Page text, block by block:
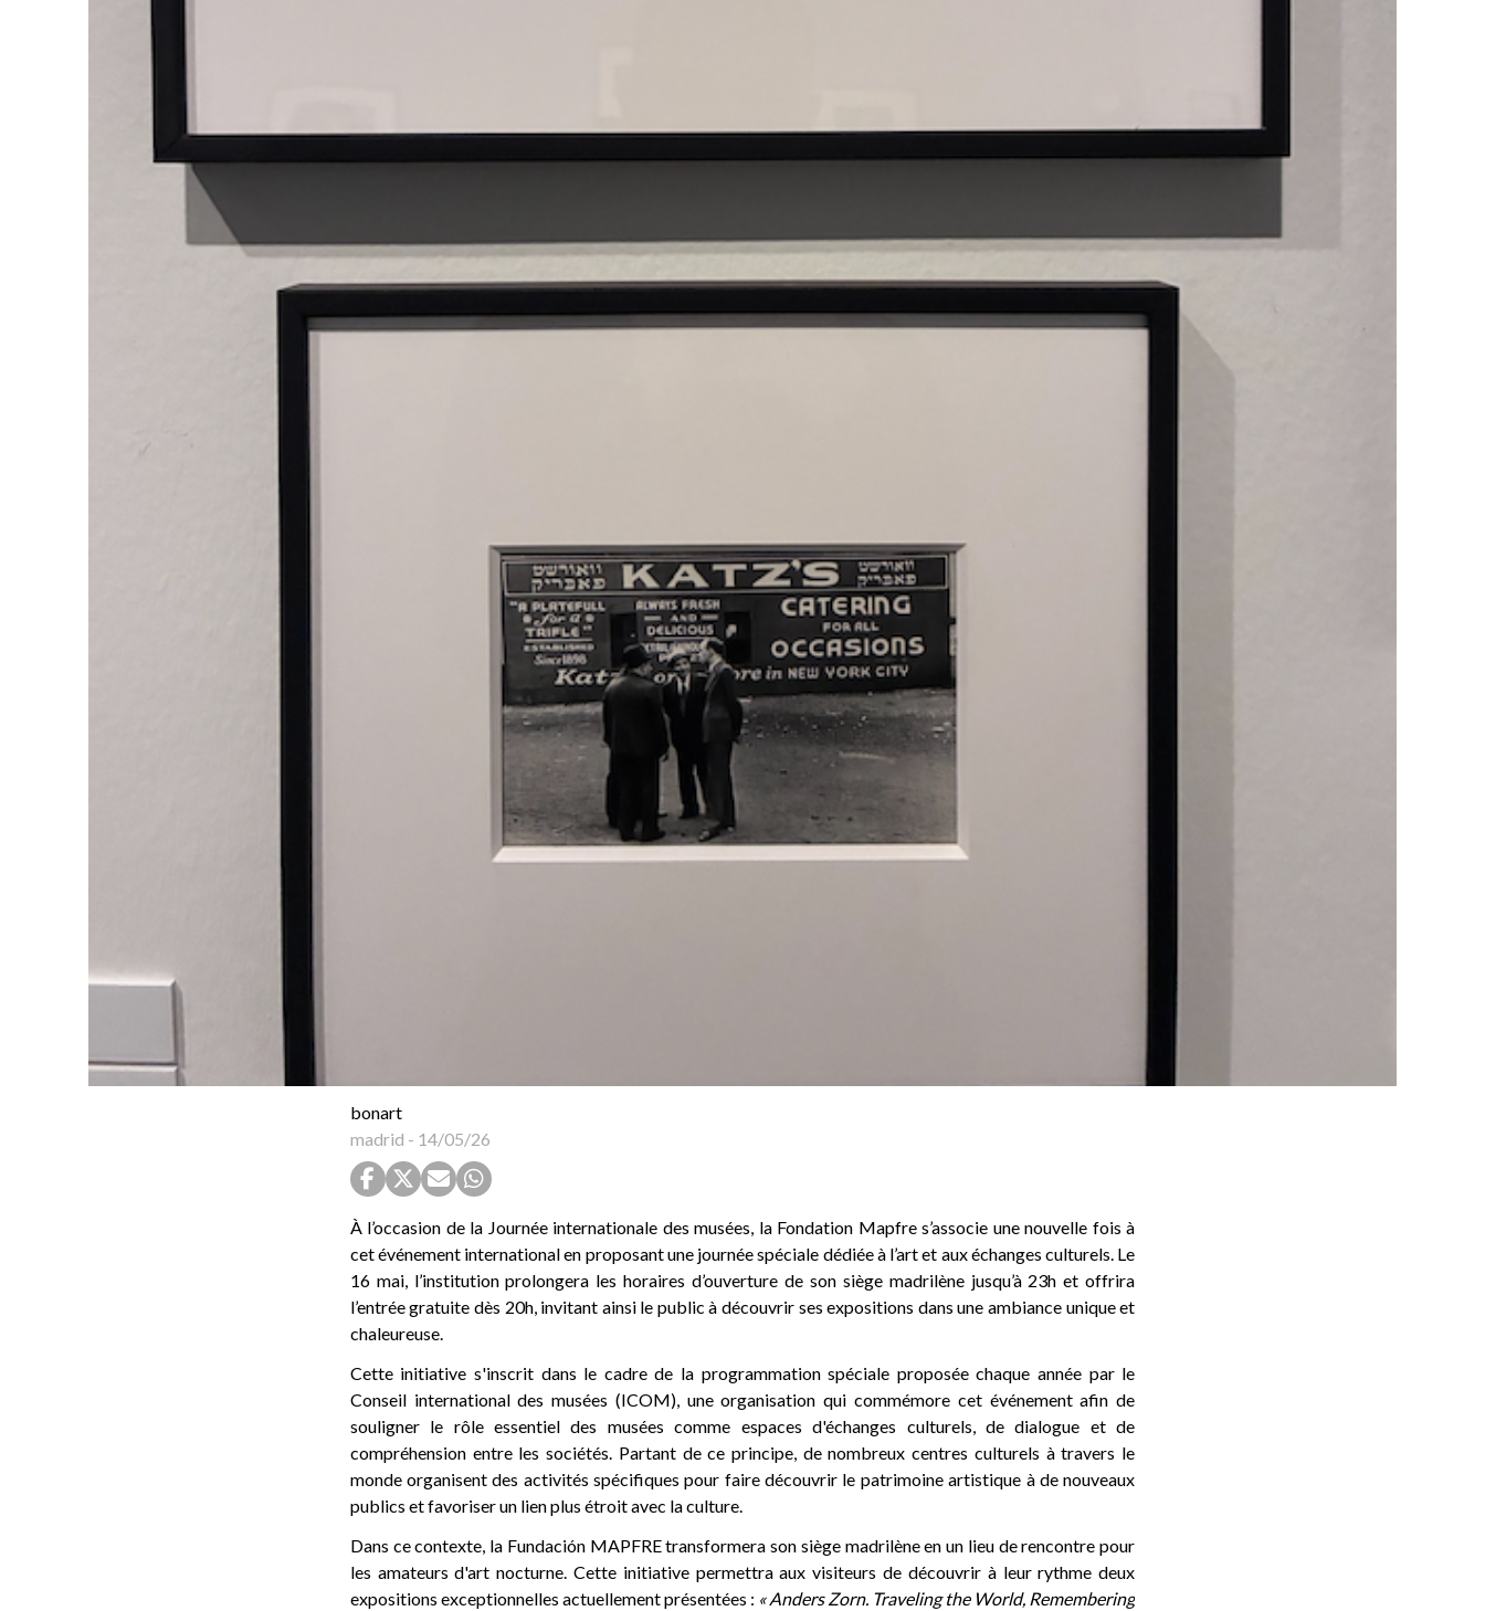
bonart
madrid - 14/05/26
À l’occasion de la Journée internationale des musées, la Fondation Mapfre s’associe une nouvelle fois à
cet événement international en proposant une journée spéciale dédiée à l’art et aux échanges culturels. Le
16 mai, l’institution prolongera les horaires d’ouverture de son siège madrilène jusqu’à 23h et offrira
l’entrée gratuite dès 20h, invitant ainsi le public à découvrir ses expositions dans une ambiance unique et
chaleureuse.
Cette initiative s'inscrit dans le cadre de la programmation spéciale proposée chaque année par le
Conseil international des musées (ICOM), une organisation qui commémore cet événement afin de
souligner le rôle essentiel des musées comme espaces d'échanges culturels, de dialogue et de
compréhension entre les sociétés. Partant de ce principe, de nombreux centres culturels à travers le
monde organisent des activités spécifiques pour faire découvrir le patrimoine artistique à de nouveaux
publics et favoriser un lien plus étroit avec la culture.
Dans ce contexte, la Fundación MAPFRE transformera son siège madrilène en un lieu de rencontre pour
les amateurs d'art nocturne. Cette initiative permettra aux visiteurs de découvrir à leur rythme deux
expositions exceptionnelles actuellement présentées : « Anders Zorn. Traveling the World, Remembering